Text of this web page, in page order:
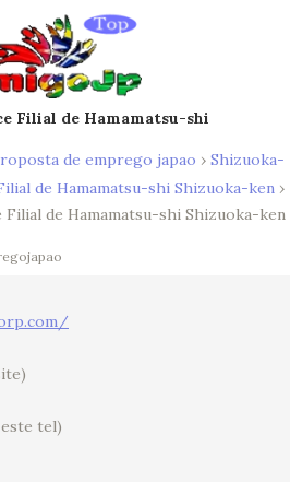
Filial de Hamamatsu-shi
de emprego japao › Shizuoka-
de Hamamatsu-shi Shizuoka-ken ›
Filial de Hamamatsu-shi Shizuoka-ken
tel)